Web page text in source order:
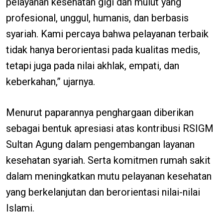
profesional, unggul, humanis, dan berbasis
syariah. Kami percaya bahwa pelayanan terbaik
tidak hanya berorientasi pada kualitas medis,
tetapi juga pada nilai akhlak, empati, dan
keberkahan,” ujarnya.
Menurut paparannya penghargaan diberikan
sebagai bentuk apresiasi atas kontribusi RSIGM
Sultan Agung dalam pengembangan layanan
kesehatan syariah. Serta komitmen rumah sakit
dalam meningkatkan mutu pelayanan kesehatan
yang berkelanjutan dan berorientasi nilai-nilai
Islami.